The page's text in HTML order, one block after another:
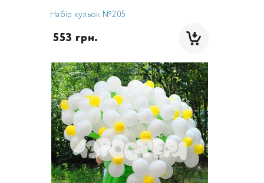
Набір кульок №205
553 грн.